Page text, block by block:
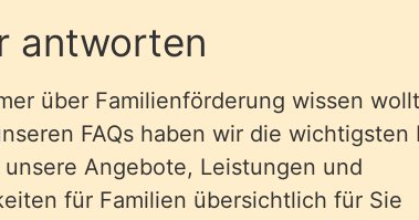
antworten
über Familienförderung wissen
FAQs haben wir die wichtigsten
Angebote, Leistungen und
für Familien übersichtlich für Sie